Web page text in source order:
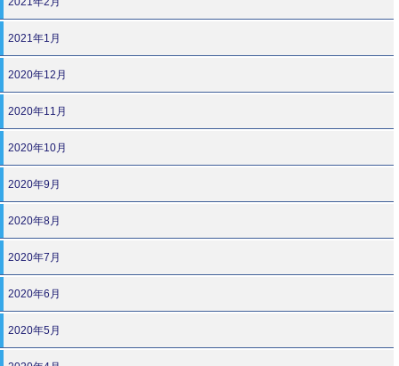
2021年1月
2020年12月
2020年11月
2020年10月
2020年9月
2020年8月
2020年7月
2020年6月
2020年5月